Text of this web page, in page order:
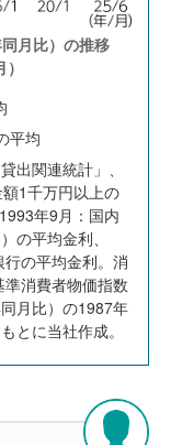
月比）の推移
平均
出関連統計」、
1千万円以上の
年9月：国内
の平均金利、
の平均金利。消
消費者物価指数
月比）の1987年
とに当社作成。